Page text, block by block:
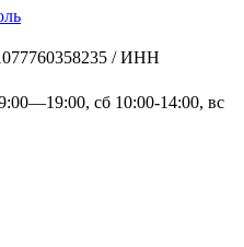
/ ИНН
сб 10:00-14:00, вс